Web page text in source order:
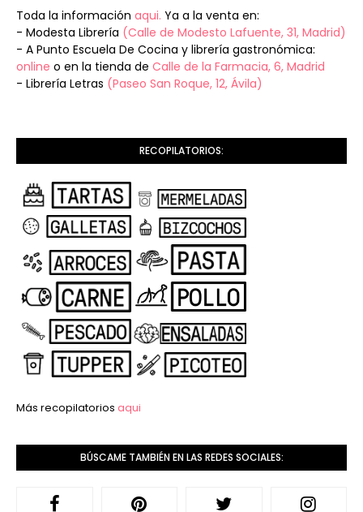
Toda la información aqui. Ya a la venta en:
- Modesta Librería (Calle de Modesto Lafuente, 31, Madrid)
- A Punto Escuela De Cocina y librería gastronómica:
online o en la tienda de Calle de la Farmacia, 6, Madrid
- Librería Letras (Paseo San Roque, 12, Ávila)
RECOPILATORIOS:
Más recopilatorios aqui
BÚSCAME TAMBIÉN EN LAS REDES SOCIALES: